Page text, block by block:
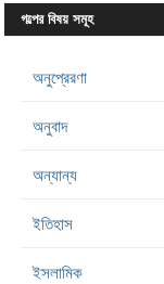
গল্পের বিষয় সমূহ
অনুপ্রেরণা
অনুবাদ
অন্যান্য
ইতিহাস
ইসলামিক